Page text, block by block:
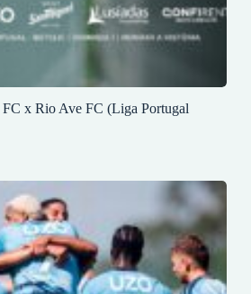
x Rio Ave FC (Liga Portugal